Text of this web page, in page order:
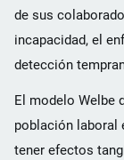
de sus
incapacidad, el
detección
El modelo Welbe
población laboral
tener efectos